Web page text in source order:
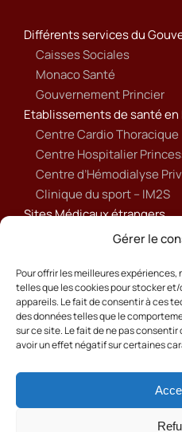
Gérer le
Pour offrir les meilleures
telles que les cookies pour stocker
appareils. Le fait de consentir à ces
des données telles que le
sur ce site. Le fait de ne pas
avoir un effet négatif sur certaines
Différents services du
Caisses Sociales
Monaco Santé
Gouvernement Princier
Etablissements de santé
Centre Cardio Thoracique
Centre Hospitalier
Centre d’Hémodialyse
Clinique du sport – IM2S
Sites Médicaux étrangers
Ordre national des
Politique de cookies (UE)